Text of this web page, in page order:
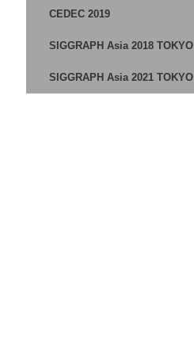
CEDEC 2019
SIGGRAPH Asia 2018 TOKYO
SIGGRAPH Asia 2021 TOKYO